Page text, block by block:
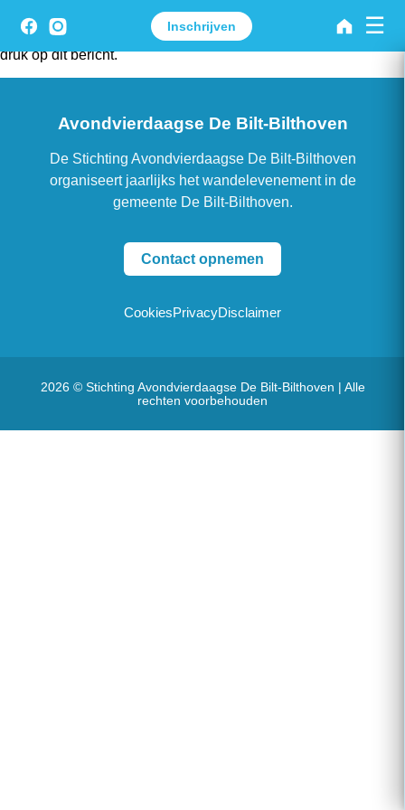
Inschrijven ☰
We zijn nu echt onderweg! Dag 2 is ook de vaantjes avond en
komt de Melody Percussiegroep langs! Meer info over dag2
druk op dit bericht.
Avondvierdaagse De Bilt-Bilthoven
De Stichting Avondvierdaagse De Bilt-Bilthoven
organiseert jaarlijks het wandelevenement in de
gemeente De Bilt-Bilthoven.
Contact opnemen
CookiesPrivacyDisclaimer
2026 © Stichting Avondvierdaagse De Bilt-Bilthoven | Alle
rechten voorbehouden